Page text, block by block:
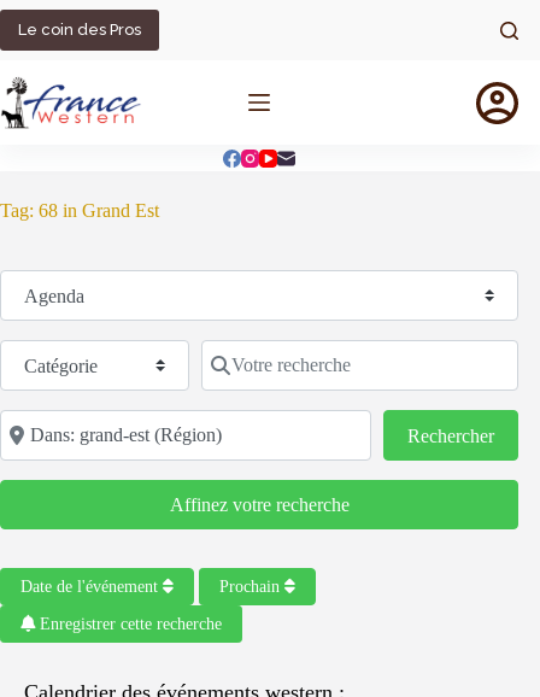
Passer
contenu
Le coin des Pros
Tag: 68 in Grand Est
Sélectionnez le type de recherche
Catégorie Votre recherche
Code postal/région/ville
Rechercher
Affinez votre recherche
Date de l'événement Prochain
Enregistrer cette recherche